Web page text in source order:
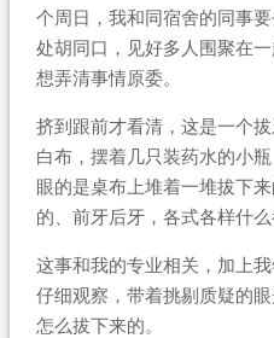
个周日，我和同宿舍的同事
处胡同口，见好多人围聚在
想弄清事情原委。
挤到跟前才看清，这是一个
白布，摆着几只装药水的小
眼的是桌布上堆着一堆拔下
的、前牙后牙，各式各样什么
这事和我的专业相关，加上
仔细观察，带着挑剔质疑的
怎么拔下来的。